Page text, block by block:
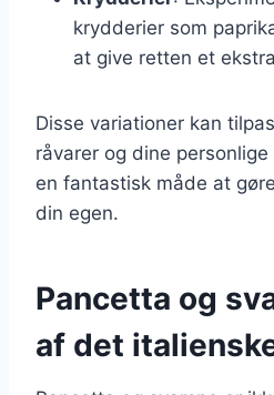
krydderier som
at give retten et
Disse variationer kan
råvarer og dine
en fantastisk måde at
din egen.
Pancetta og
af det